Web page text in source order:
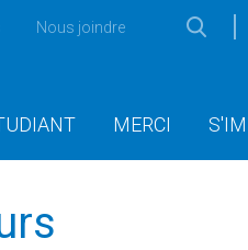
Nous joindre
MERCI